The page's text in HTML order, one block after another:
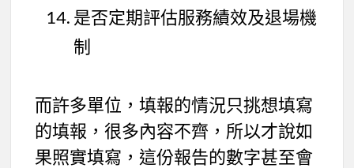
是否定期評估服務績效及退場機
制
而許多單位，填報的情況只挑想填寫
的填報，很多內容不齊，所以才說如
果照實填寫，這份報告的數字甚至會